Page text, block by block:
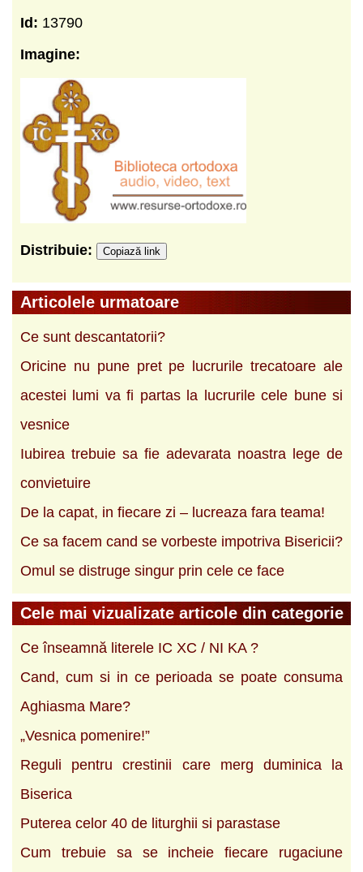
Id: 13790
Imagine:
Distribuie: Copiază link
Articolele urmatoare
Ce sunt descantatorii?
Oricine nu pune pret pe lucrurile trecatoare ale
acestei lumi va fi partas la lucrurile cele bune si
vesnice
Iubirea trebuie sa fie adevarata noastra lege de
convietuire
De la capat, in fiecare zi – lucreaza fara teama!
Ce sa facem cand se vorbeste impotriva Bisericii?
Omul se distruge singur prin cele ce face
Cele mai vizualizate articole din categorie
Ce înseamnă literele IC XC / NI KA ?
Cand, cum si in ce perioada se poate consuma
Aghiasma Mare?
„Vesnica pomenire!”
Reguli pentru crestinii care merg duminica la
Biserica
Puterea celor 40 de liturghii si parastase
Cum trebuie sa se incheie fiecare rugaciune